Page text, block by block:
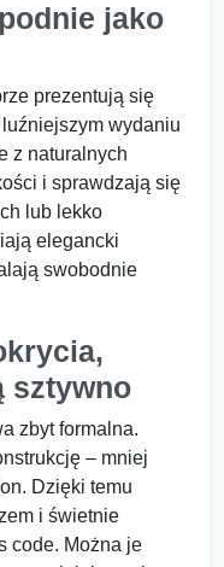
jako
prezentują się
wydaniu
z naturalnych
i sprawdzają się
lub lekko
elegancki
swobodnie
sztywno
zbyt formalna.
– mniej
Dzięki temu
i świetnie
code. Można je